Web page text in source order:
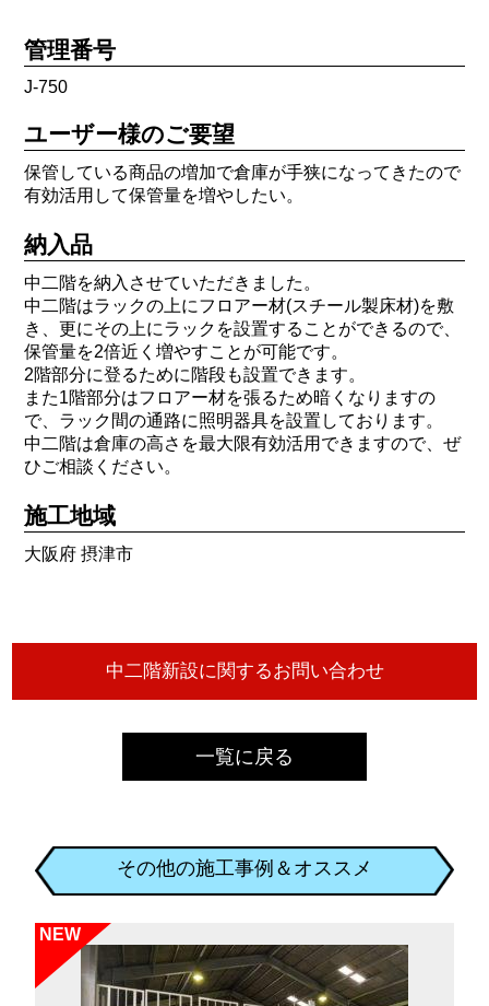
管理番号
J-750
ユーザー様のご要望
保管している商品の増加で倉庫が手狭になってきたので
有効活用して保管量を増やしたい。
納入品
中二階を納入させていただきました。
中二階はラックの上にフロアー材(スチール製床材)を敷
き、更にその上にラックを設置することができるので、
保管量を2倍近く増やすことが可能です。
2階部分に登るために階段も設置できます。
また1階部分はフロアー材を張るため暗くなりますの
で、ラック間の通路に照明器具を設置しております。
中二階は倉庫の高さを最大限有効活用できますので、ぜ
ひご相談ください。
施工地域
大阪府 摂津市
一覧に戻る
その他の施工事例＆オススメ
NEW